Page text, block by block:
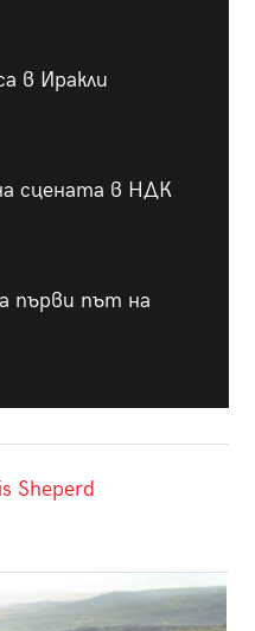
в Иракли
сцената в НДК
първи път на
Sheperd